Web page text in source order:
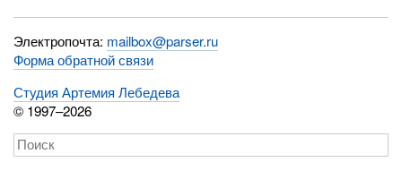
Электропочта: mailbox@parser.ru
Форма обратной связи
Студия Артемия Лебедева
© 1997–2026